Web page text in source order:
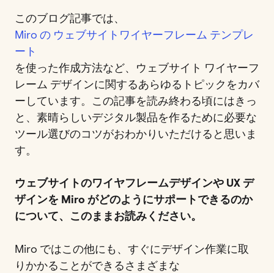
このブログ記事では、
Miro の ウェブサイトワイヤーフレーム テンプレ
ート
を使った作成方法など、ウェブサイト ワイヤーフ
レーム デザインに関するあらゆるトピックをカバ
ーしています。この記事を読み終わる頃にはきっ
と、素晴らしいデジタル製品を作るために必要な
ツール選びのコツがおわかりいただけると思いま
す。
ウェブサイトのワイヤフレームデザインや UX デ
ザインを Miro がどのようにサポートできるのか
について、このままお読みください。
Miro ではこの他にも、すぐにデザイン作業に取
りかかることができるさまざまな